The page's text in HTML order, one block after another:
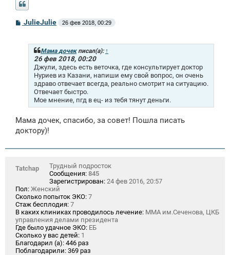
JulieJulie 26 фев 2018, 00:29
Мама дочекписал(а): ↑
26 фев 2018, 00:20
Джули, здесь есть веточка, где консультирует доктор
Нуриев из Казани, напиши ему свой вопрос, он очень
здраво отвечает всегда, реально смотрит на ситуацию.
Отвечает быстро.
Мое мнение, пгд в ец- из тебя тянут деньги.
Мама дочек, спасибо, за совет! Пошла писать
доктору)!
Tatchap
Трудный подросток
Сообщения: 845
Зарегистрирован: 24 фев 2016, 20:57
Пол: Женский
Сколько попыток ЭКО: 7
Стаж бесплодия: 7
В каких клиниках проводилось лечение: ММА им.Сеченова, ЦКБ
управления делами президента
Где было удачное ЭКО: ЕБ
Сколько у вас детей: 1
Благодарил (а): 446 раз
Поблагодарили: 369 раз